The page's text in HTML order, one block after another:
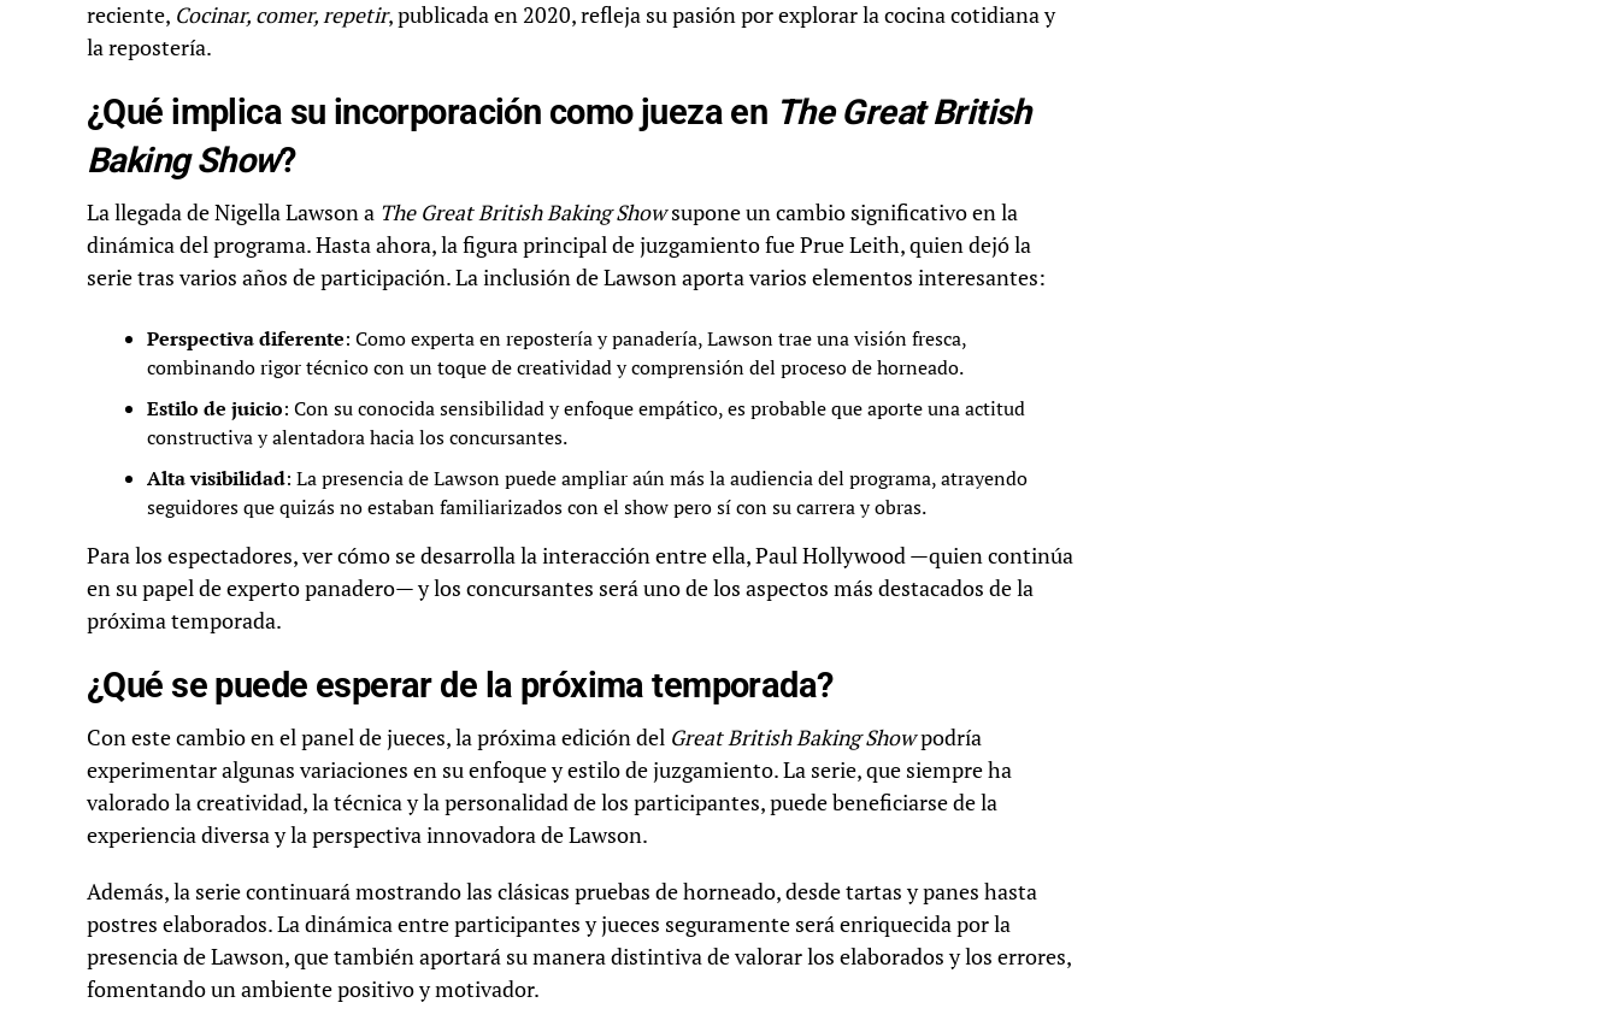
reciente, Cocinar, comer, repetir, publicada en 2020, refleja su pasión por explorar la cocina cotidiana y
la repostería.
¿Qué implica su incorporación como jueza en The Great British
Baking Show?
La llegada de Nigella Lawson a The Great British Baking Showsupone un cambio significativo en la
dinámica del programa. Hasta ahora, la figura principal de juzgamiento fue Prue Leith, quien dejó la
serie tras varios años de participación. La inclusión de Lawson aporta varios elementos interesantes:
Perspectiva diferente: Como experta en repostería y panadería, Lawson trae una visión fresca,
combinando rigor técnico con un toque de creatividad y comprensión del proceso de horneado.
Estilo de juicio: Con su conocida sensibilidad y enfoque empático, es probable que aporte una actitud
constructiva y alentadora hacia los concursantes.
Alta visibilidad: La presencia de Lawson puede ampliar aún más la audiencia del programa, atrayendo
seguidores que quizás no estaban familiarizados con el show pero sí con su carrera y obras.
Para los espectadores, ver cómo se desarrolla la interacción entre ella, Paul Hollywood —quien continúa
en su papel de experto panadero— y los concursantes será uno de los aspectos más destacados de la
próxima temporada.
¿Qué se puede esperar de la próxima temporada?
Con este cambio en el panel de jueces, la próxima edición del Great British Baking Showpodría
experimentar algunas variaciones en su enfoque y estilo de juzgamiento. La serie, que siempre ha
valorado la creatividad, la técnica y la personalidad de los participantes, puede beneficiarse de la
experiencia diversa y la perspectiva innovadora de Lawson.
Además, la serie continuará mostrando las clásicas pruebas de horneado, desde tartas y panes hasta
postres elaborados. La dinámica entre participantes y jueces seguramente será enriquecida por la
presencia de Lawson, que también aportará su manera distintiva de valorar los elaborados y los errores,
fomentando un ambiente positivo y motivador.